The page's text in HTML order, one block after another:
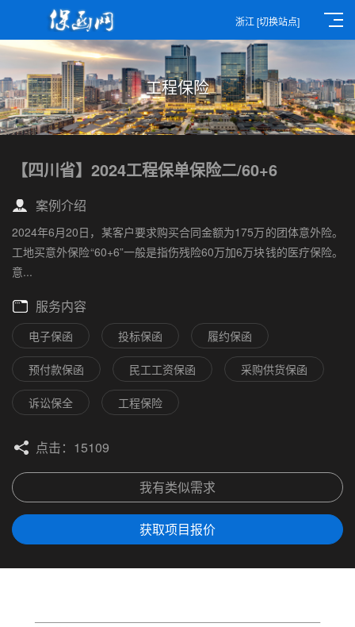
浙江 [切换站点]
工程保险
【四川省】2024工程保单保险二/60+6
案例介绍
2024年6月20日，某客户要求购买合同金额为175万的团体意外险。
工地买意外保险“60+6”一般是指伤残险60万加6万块钱的医疗保险。
意...
服务内容
电子保函 投标保函 履约保函
预付款保函 民工工资保函 采购供货保函
诉讼保全 工程保险
点击：15109
我有类似需求
获取项目报价